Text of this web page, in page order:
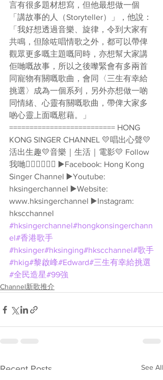
言有很多題材想寫，但他最想做一個
「講故事的人（Storyteller）」，他說：
「我好想透過音樂、旋律，令到大家有
共鳴，但除咗唱情歌之外，都可以帶俾
觀眾更多嘅主題嘅同時，亦想幫大家講
佢哋嘅故事，所以之後嚟緊會有多兩首
同寵物有關嘅歌曲，會同〈三生有幸給
挑選〉成為一個系列，另外亦想做一啲
同情緒、心靈有關嘅歌曲，帶俾大家多
啲心靈上面嘅慰藉。」
========================== HONG
KONG SINGER CHANNEL 💛唱出心聲💛
活出生趣💛音樂｜生活｜電影💛 Follow
我哋👇🏻👇🏻🥰🥰 ▶️Facebook: Hong Kong
Singer Channel ▶️Youtube:
hksingerchannel ▶️Website:
www.hksingerchannel ▶️Instagram:
hkscchannel
#hksingerchannel#hongkonsingerchann
el#香港歌手
#hksinger#hksinging#hkscchannel#歌手
#hkig#黎啟峰#Edward#三生有幸給挑選
#全民造星#99強
Channel新歌推介
Recent Posts See All